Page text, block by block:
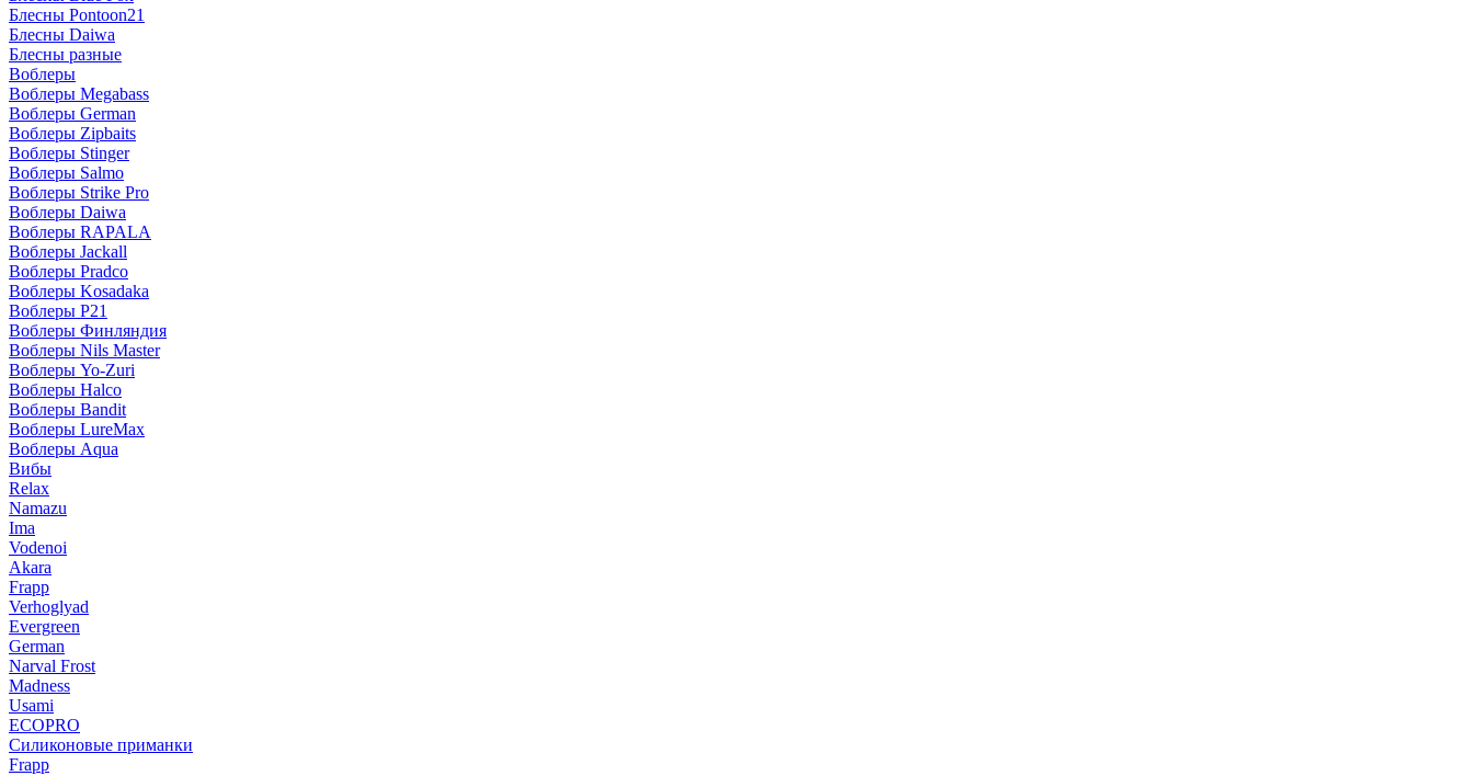
Блесны Pontoon21
Блесны Daiwa
Блесны разные
Воблеры
Воблеры Megabass
Воблеры German
Воблеры Zipbaits
Воблеры Stinger
Воблеры Salmo
Воблеры Strike Pro
Воблеры Daiwa
Воблеры RAPALA
Воблеры Jackall
Воблеры Pradco
Воблеры Kosadaka
Воблеры P21
Воблеры Финляндия
Воблеры Nils Master
Воблеры Yo-Zuri
Воблеры Halco
Воблеры Bandit
Воблеры LureMax
Воблеры Aqua
Вибы
Relax
Namazu
Ima
Vodenoi
Akara
Frapp
Verhoglyad
Evergreen
German
Narval Frost
Madness
Usami
ECOPRO
Силиконовые приманки
Frapp